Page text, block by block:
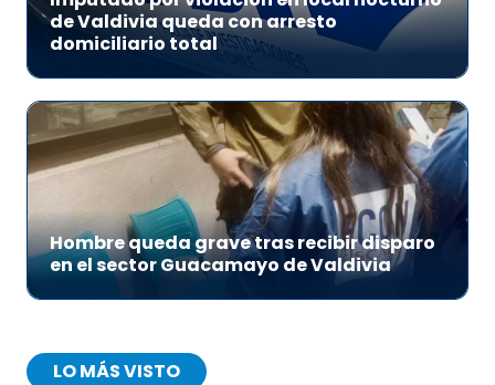
de Valdivia queda con arresto
domiciliario total
Hombre queda grave tras recibir disparo
en el sector Guacamayo de Valdivia
LO MÁS VISTO